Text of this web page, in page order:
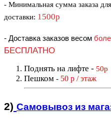
- Минимальная сумма заказа
доставки: 1500р
-Доставка заказов весом
БЕСПЛАТНО
Поднять на лифте - 50р
Пешком - 50 р / этаж
2) Самовывоз из